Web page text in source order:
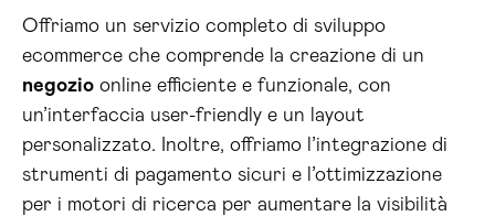
Offriamo un servizio completo di sviluppo
ecommerce che comprende la creazione di un
negozio online efficiente e funzionale, con
un’interfaccia user-friendly e un layout
personalizzato. Inoltre, offriamo l’integrazione di
strumenti di pagamento sicuri e l’ottimizzazione
per i motori di ricerca per aumentare la visibilità